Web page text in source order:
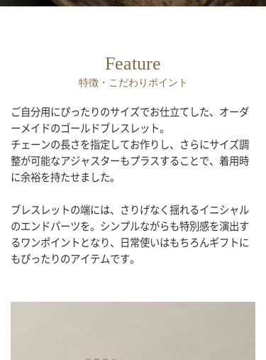
Feature
特徴・こだわりポイント
ご自分用にぴったりのサイズでお仕立てした、オーダ
ーメイドのゴールドブレスレット。
チェーンの長さを指定してお作りし、さらにサイズ調
整が可能なアジャスターもプラスすることで、着用時
に余裕を持たせました。
ブレスレットの端には、さりげなく揺れるイニシャル
のエンドパーツを。シンプルながらも特別感を演出す
るワンポイントとなり、日常使いはもちろんギフトに
もぴったりのアイテムです。